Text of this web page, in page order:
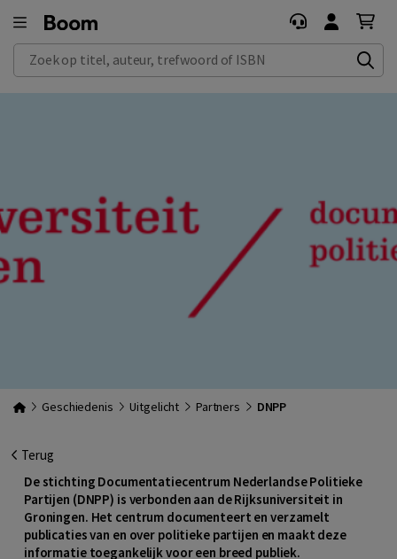
Zoek op titel, auteur, trefwoord of ISBN
Geschiedenis Uitgelicht Partners DNPP
Terug
De stichting Documentatiecentrum Nederlandse Politieke
Partijen (DNPP) is verbonden aan de Rijksuniversiteit in
Groningen. Het centrum documenteert en verzamelt
publicaties van en over politieke partijen en maakt deze
informatie toegankelijk voor een breed publiek.